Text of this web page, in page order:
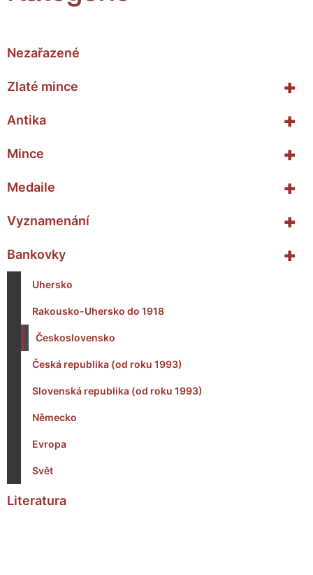
Nezařazené
+
Zlaté mince
+
Antika
+
Mince
+
Medaile
+
Vyznamenání
+
Bankovky
Uhersko
Rakousko-Uhersko do 1918
Československo
Česká republika (od roku 1993)
Slovenská republika (od roku 1993)
Německo
Evropa
Svět
Literatura